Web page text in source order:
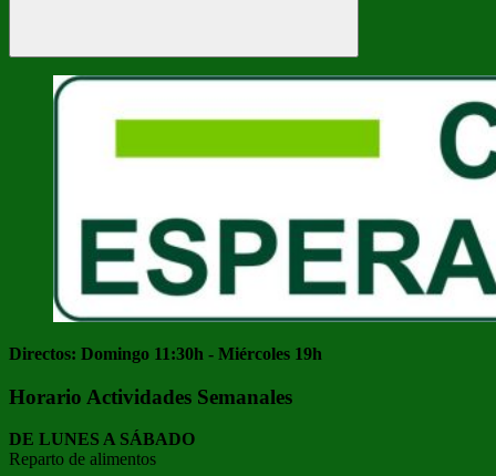
Buscar
Directos: Domingo 11:30h - Miércoles 19h
Horario Actividades Semanales
DE LUNES A SÁBADO
Reparto de alimentos